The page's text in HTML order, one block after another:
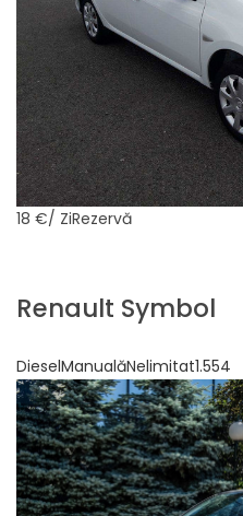
18 €/ ZiRezervă
Renault Symbol
DieselManualăNelimitat1.554